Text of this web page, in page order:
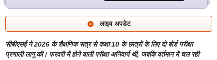
लाइव अपडेट
सीबीएसई ने 2026 के शैक्षणिक सत्र से कक्षा 10 के छात्रों के लिए दो बोर्ड परीक्षा
प्रणाली लागू की। फरवरी में होने वाली परीक्षा अनिवार्य थी, जबकि वर्तमान में चल रही